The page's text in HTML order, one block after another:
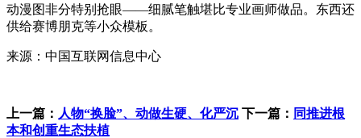
动漫图非分特别抢眼——细腻笔触堪比专业画师做品。东西还
供给赛博朋克等小众模板。
来源：中国互联网信息中心
上一篇： 人物“换脸”、动做生硬、化严沉 下一篇： 同推进根
本和创重生态扶植